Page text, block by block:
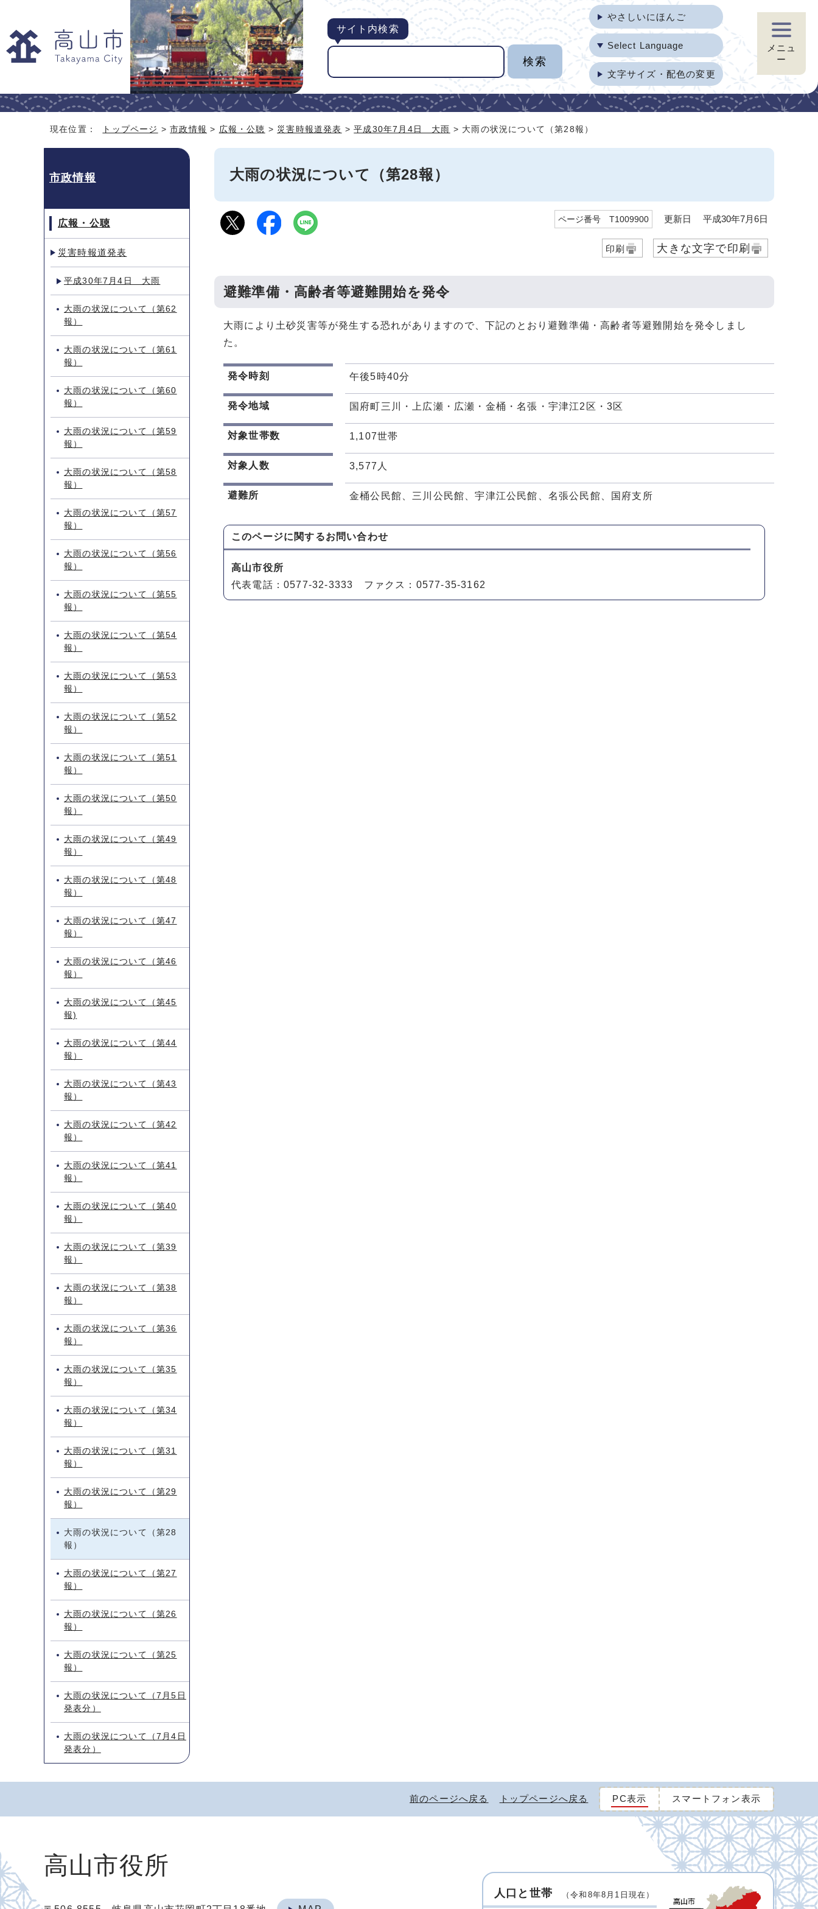
サイト内検索
やさしいにほんご
Select Language
文字サイズ・配色の変更
メニュ
ー
現在位置： トップページ >市政情報 > 広報・公聴 > 災害時報道発表 >平成30年7月4日 大雨 > 大雨の状況について（第28報）
大雨の状況について（第28報）
ページ番号 T1009900 更新日 平成30年7月6日
印刷 大きな文字で印刷
避難準備・高齢者等避難開始を発令
大雨により土砂災害等が発生する恐れがありますので、下記のとおり避難準備・高齢者等避難開始を発令しまし
た。
発令時刻 午後5時40分
発令地域 国府町三川・上広瀬・広瀬・金桶・名張・宇津江2区・3区
対象世帯数 1,107世帯
対象人数 3,577人
避難所 金桶公民館、三川公民館、宇津江公民館、名張公民館、国府支所
このページに関するお問い合わせ
高山市役所
代表電話：0577-32-3333 ファクス：0577-35-3162
市政情報
広報・公聴
災害時報道発表
平成30年7月4日 大雨
大雨の状況について（第62
報）
大雨の状況について（第61
報）
大雨の状況について（第60
報）
大雨の状況について（第59
報）
大雨の状況について（第58
報）
大雨の状況について（第57
報）
大雨の状況について（第56
報）
大雨の状況について（第55
報）
大雨の状況について（第54
報）
大雨の状況について（第53
報）
大雨の状況について（第52
報）
大雨の状況について（第51
報）
大雨の状況について（第50
報）
大雨の状況について（第49
報）
大雨の状況について（第48
報）
大雨の状況について（第47
報）
大雨の状況について（第46
報）
大雨の状況について（第45
報)
大雨の状況について（第44
報）
大雨の状況について（第43
報）
大雨の状況について（第42
報）
大雨の状況について（第41
報）
大雨の状況について（第40
報）
大雨の状況について（第39
報）
大雨の状況について（第38
報）
大雨の状況について（第36
報）
大雨の状況について（第35
報）
大雨の状況について（第34
報）
大雨の状況について（第31
報）
大雨の状況について（第29
報）
大雨の状況について（第28
報）
大雨の状況について（第27
報）
大雨の状況について（第26
報）
大雨の状況について（第25
報）
大雨の状況について（7月5日
発表分）
大雨の状況について（7月4日
発表分）
前のページへ戻る トップページへ戻る PC表示 スマートフォン表示
高山市役所
人口と世帯 （令和8年8月1日現在）